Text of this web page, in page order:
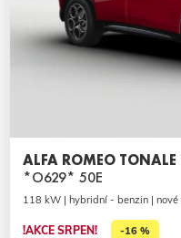
ALFA ROMEO TONALE
*O629* 50E
118 kW | hybridní - benzin | nové
!AKCE SRPEN! -16 %